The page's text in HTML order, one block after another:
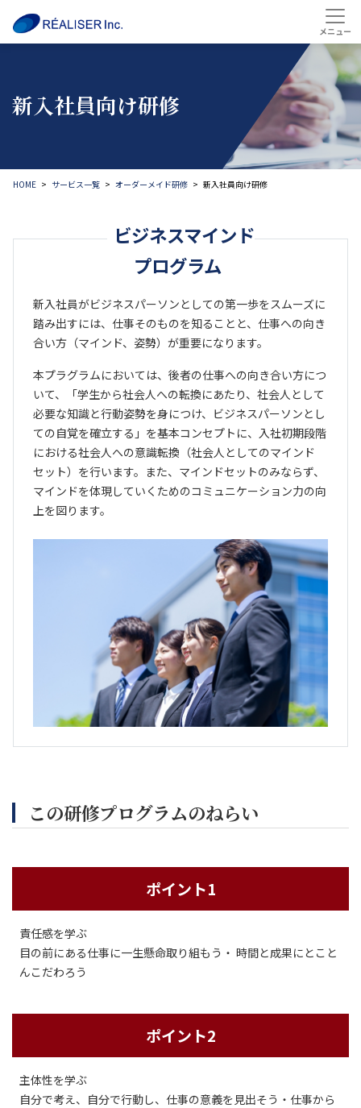
新入社員向け研修
HOME サービス一覧 オーダーメイド研修 新入社員向け研修
ビジネスマインド
プログラム
新入社員がビジネスパーソンとしての第一歩をスムーズに
踏み出すには、仕事そのものを知ることと、仕事への向き
合い方（マインド、姿勢）が重要になります。
本プラグラムにおいては、後者の仕事への向き合い方につ
いて、「学生から社会人への転換にあたり、社会人として
必要な知識と行動姿勢を身につけ、ビジネスパーソンとし
ての自覚を確立する」を基本コンセプトに、入社初期段階
における社会人への意識転換（社会人としてのマインド
セット）を行います。また、マインドセットのみならず、
マインドを体現していくためのコミュニケーション力の向
上を図ります。
この研修プログラムのねらい
ポイント1
責任感を学ぶ
目の前にある仕事に一生懸命取り組もう・ 時間と成果にとこと
んこだわろう
ポイント2
主体性を学ぶ
自分で考え、自分で行動し、仕事の意義を見出そう・仕事から